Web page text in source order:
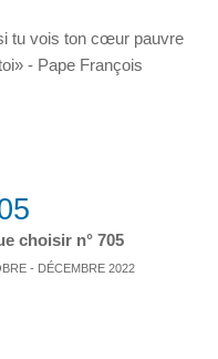
tu vois ton cœur pauvre
- Pape François
choisir n° 705
- DÉCEMBRE 2022